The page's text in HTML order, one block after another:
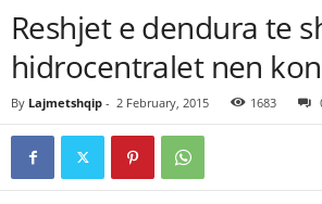
Reshjet e dendura te
hidrocentralet nen
By Lajmetshqip - 2 February, 2015 1683